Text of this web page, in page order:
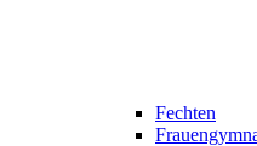
Fechten